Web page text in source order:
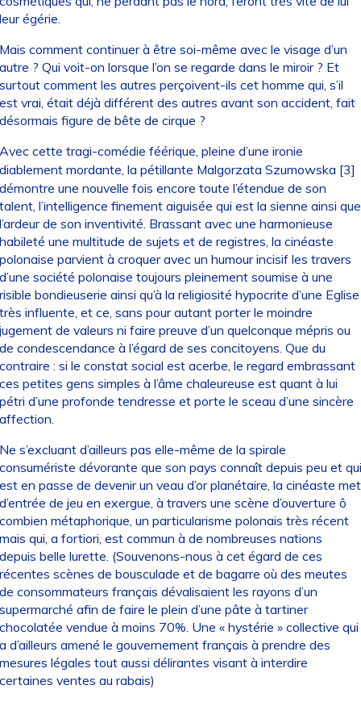
égérie.
comment continuer à être soi-même avec le visage d’un
? Qui voit-on lorsque l’on se regarde dans le miroir ? Et
comment les autres perçoivent-ils cet homme qui, s’il
vrai, était déjà différent des autres avant son accident, fait
figure de bête de cirque ?
cette tragi-comédie féérique, pleine d’une ironie
mordante, la pétillante Malgorzata Szumowska [3]
une nouvelle fois encore toute l’étendue de son
l’intelligence finement aiguisée qui est la sienne ainsi que
de son inventivité. Brassant avec une harmonieuse
une multitude de sujets et de registres, la cinéaste
parvient à croquer avec un humour incisif les travers
société polonaise toujours pleinement soumise à une
bondieuserie ainsi qu’à la religiosité hypocrite d’une Eglise
influente, et ce, sans pour autant porter le moindre
de valeurs ni faire preuve d’un quelconque mépris ou
condescendance à l’égard de ses concitoyens. Que du
: si le constat social est acerbe, le regard embrassant
petites gens simples à l’âme chaleureuse est quant à lui
d’une profonde tendresse et porte le sceau d’une sincère
s’excluant d’ailleurs pas elle-même de la spirale
dévorante que son pays connaît depuis peu et qui
en passe de devenir un veau d’or planétaire, la cinéaste met
de jeu en exergue, à travers une scène d’ouverture ô
métaphorique, un particularisme polonais très récent
qui, a fortiori, est commun à de nombreuses nations
belle lurette. (Souvenons-nous à cet égard de ces
scènes de bousculade et de bagarre où des meutes
consommateurs français dévalisaient les rayons d’un
afin de faire le plein d’une pâte à tartiner
vendue à moins 70%. Une « hystérie » collective qui
d’ailleurs amené le gouvernement français à prendre des
légales tout aussi délirantes visant à interdire
ventes au rabais)